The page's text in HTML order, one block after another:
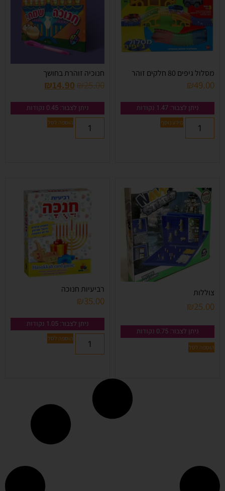
מסלול גיפים 80 חלקים זוהר
₪49.00
ניתן לצבור: 1.47 נקודות
מידע נוסף
חנוכיה זוהרת בחושך
₪25.00
₪14.90
ניתן לצבור: 0.45 נקודות
הוספה לסל
צוללות
₪25.00
ניתן לצבור: 0.75 נקודות
הוספה לסל
רביעיות חנוכה
₪35.00
ניתן לצבור: 1.05 נקודות
הוספה לסל